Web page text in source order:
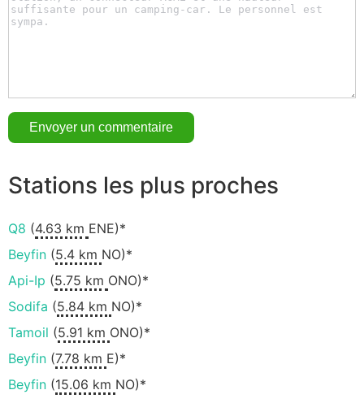
Stations les plus proches
Q8 (4.63 km ENE)*
Beyfin (5.4 km NO)*
Api-Ip (5.75 km ONO)*
Sodifa (5.84 km NO)*
Tamoil (5.91 km ONO)*
Beyfin (7.78 km E)*
Beyfin (15.06 km NO)*